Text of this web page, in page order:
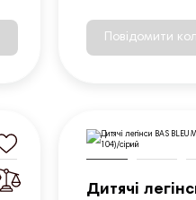
Повідомити
Дитячі